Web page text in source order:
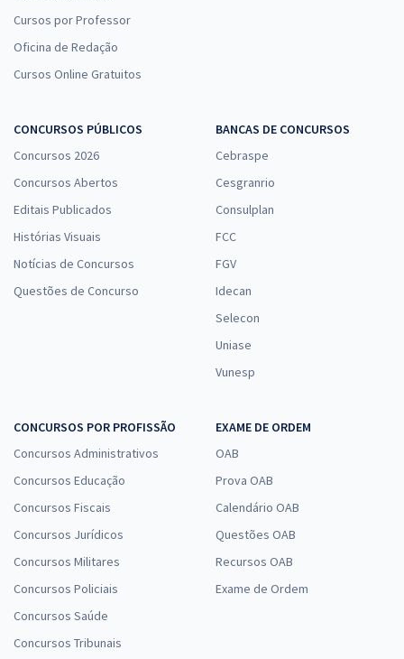
Cursos por Professor
Oficina de Redação
Cursos Online Gratuitos
CONCURSOS PÚBLICOS
Concursos 2026
Concursos Abertos
Editais Publicados
Histórias Visuais
Notícias de Concursos
Questões de Concurso
BANCAS DE CONCURSOS
Cebraspe
Cesgranrio
Consulplan
FCC
FGV
Idecan
Selecon
Uniase
Vunesp
CONCURSOS POR PROFISSÃO
Concursos Administrativos
Concursos Educação
Concursos Fiscais
Concursos Jurídicos
Concursos Militares
Concursos Policiais
Concursos Saúde
Concursos Tribunais
EXAME DE ORDEM
OAB
Prova OAB
Calendário OAB
Questões OAB
Recursos OAB
Exame de Ordem